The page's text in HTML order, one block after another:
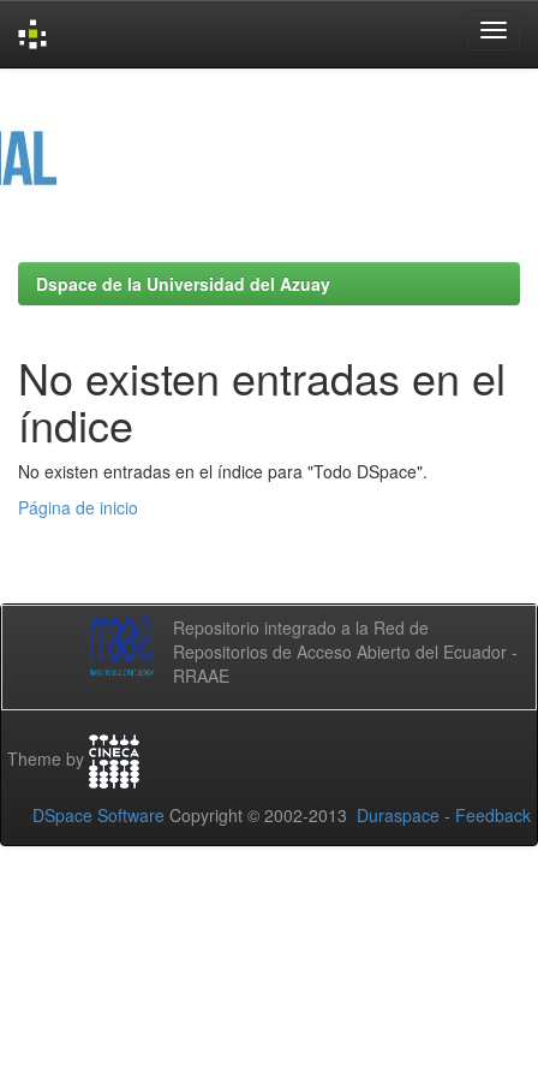
Dspace de la Universidad del Azuay
No existen entradas en el
índice
No existen entradas en el índice para "Todo DSpace".
Página de inicio
Repositorio integrado a la Red de
Repositorios de Acceso Abierto del Ecuador -
RRAAE
Theme by
DSpace Software Copyright © 2002-2013 Duraspace - Feedback